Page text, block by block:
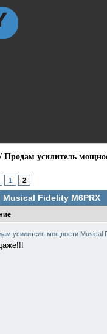
/ Продам усилитель
1 2
Fidelity M6PRX
усилитель мощности Musical